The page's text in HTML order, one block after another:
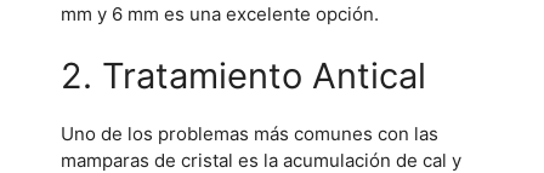
mm y 6 mm es una excelente opción.
2. Tratamiento Antical
Uno de los problemas más comunes con las
mamparas de cristal es la acumulación de cal y